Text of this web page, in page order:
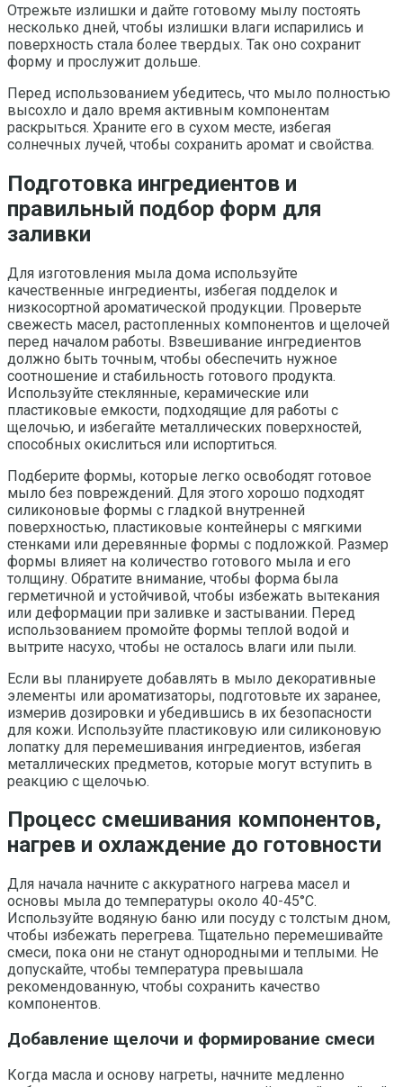
Отрежьте излишки и дайте готовому мылу постоять
несколько дней, чтобы излишки влаги испарились и
поверхность стала более твердых. Так оно сохранит
форму и прослужит дольше.
Перед использованием убедитесь, что мыло полностью
высохло и дало время активным компонентам
раскрыться. Храните его в сухом месте, избегая
солнечных лучей, чтобы сохранить аромат и свойства.
Подготовка ингредиентов и
правильный подбор форм для
заливки
Для изготовления мыла дома используйте
качественные ингредиенты, избегая подделок и
низкосортной ароматической продукции. Проверьте
свежесть масел, растопленных компонентов и щелочей
перед началом работы. Взвешивание ингредиентов
должно быть точным, чтобы обеспечить нужное
соотношение и стабильность готового продукта.
Используйте стеклянные, керамические или
пластиковые емкости, подходящие для работы с
щелочью, и избегайте металлических поверхностей,
способных окислиться или испортиться.
Подберите формы, которые легко освободят готовое
мыло без повреждений. Для этого хорошо подходят
силиконовые формы с гладкой внутренней
поверхностью, пластиковые контейнеры с мягкими
стенками или деревянные формы с подложкой. Размер
формы влияет на количество готового мыла и его
толщину. Обратите внимание, чтобы форма была
герметичной и устойчивой, чтобы избежать вытекания
или деформации при заливке и застывании. Перед
использованием промойте формы теплой водой и
вытрите насухо, чтобы не осталось влаги или пыли.
Если вы планируете добавлять в мыло декоративные
элементы или ароматизаторы, подготовьте их заранее,
измерив дозировки и убедившись в их безопасности
для кожи. Используйте пластиковую или силиконовую
лопатку для перемешивания ингредиентов, избегая
металлических предметов, которые могут вступить в
реакцию с щелочью.
Процесс смешивания компонентов,
нагрев и охлаждение до готовности
Для начала начните с аккуратного нагрева масел и
основы мыла до температуры около 40-45°C.
Используйте водяную баню или посуду с толстым дном,
чтобы избежать перегрева. Тщательно перемешивайте
смеси, пока они не станут однородными и теплыми. Не
допускайте, чтобы температура превышала
рекомендованную, чтобы сохранить качество
компонентов.
Добавление щелочи и формирование смеси
Когда масла и основу нагреты, начните медленно